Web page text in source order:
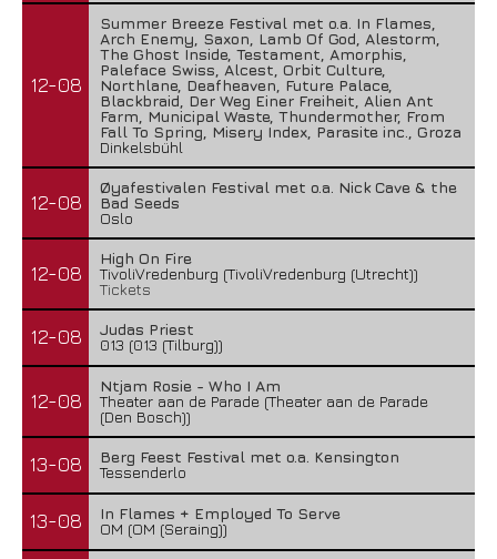
12-08
Summer Breeze Festival met o.a. In Flames,
Arch Enemy, Saxon, Lamb Of God, Alestorm,
The Ghost Inside, Testament, Amorphis,
Paleface Swiss, Alcest, Orbit Culture,
Northlane, Deafheaven, Future Palace,
Blackbraid, Der Weg Einer Freiheit, Alien Ant
Farm, Municipal Waste, Thundermother, From
Fall To Spring, Misery Index, Parasite inc., Groza
Dinkelsbühl
12-08
Øyafestivalen Festival met o.a. Nick Cave & the
Bad Seeds
Oslo
12-08
High On Fire
TivoliVredenburg (TivoliVredenburg (Utrecht))
Tickets
12-08
Judas Priest
013 (013 (Tilburg))
12-08
Ntjam Rosie - Who I Am
Theater aan de Parade (Theater aan de Parade
(Den Bosch))
13-08
Berg Feest Festival met o.a. Kensington
Tessenderlo
13-08
In Flames + Employed To Serve
OM (OM (Seraing))